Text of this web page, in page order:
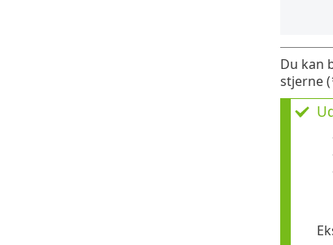
Du kan
stjerne (